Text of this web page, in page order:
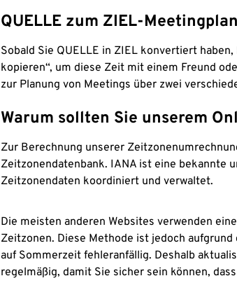
QUELLE zum ZIEL-
Sobald Sie QUELLE in ZIEL konvertiert
kopieren“, um diese Zeit mit einem Freund
zur Planung von Meetings über zwei
Warum sollten Sie unserem
Zur Berechnung unserer
Zeitzonendatenbank. IANA ist eine bekannte
Zeitzonendaten koordiniert und verwaltet.
Die meisten anderen Websites verwenden
Zeitzonen. Diese Methode ist jedoch
auf Sommerzeit fehleranfällig. Deshalb
regelmäßig, damit Sie sicher sein können,